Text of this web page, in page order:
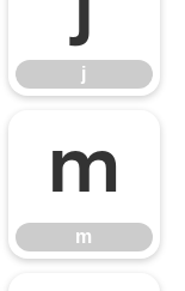
j
m
m